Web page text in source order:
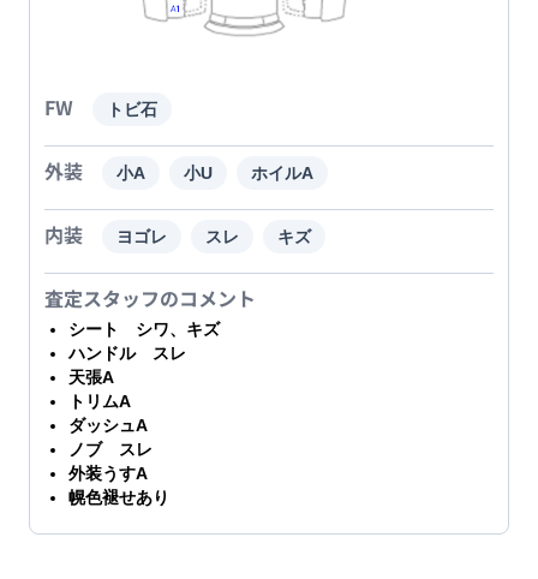
FW トビ石
外装 小A 小U ホイルA
内装 ヨゴレ スレ キズ
査定スタッフのコメント
シート シワ、キズ
ハンドル スレ
天張A
トリムA
ダッシュA
ノブ スレ
外装うすA
幌色褪せあり